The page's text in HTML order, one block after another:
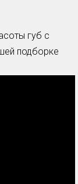
губ с
подборке